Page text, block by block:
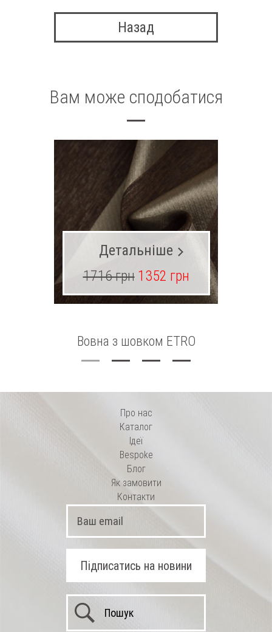
Назад
Вам може сподобатися
Вовна з шовком ETRO
Детальніше
1716 грн 1352 грн
Про нас
Каталог
Ідеї
Bespoke
Блог
Як замовити
Контакти